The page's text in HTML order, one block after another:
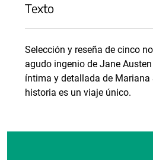
Texto
Selección y reseña de cinco
agudo ingenio de Jane
íntima y detallada de Mariana
historia es un viaje único.